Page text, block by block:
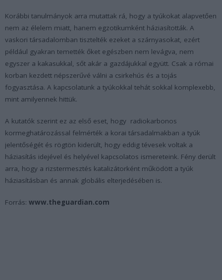
Korábbi tanulmányok arra mutattak rá, hogy a tyúkokat alapvetően
nem az élelem miatt, hanem egzotikumként háziasították. A
vaskori társadalomban tisztelték ezeket a szárnyasokat, ezért
például gyakran temették őket egészben nem levágva, nem
egyszer a kakasukkal, sőt akár a gazdájukkal együtt. Csak a római
korban kezdett népszerűvé válni a csirkehús és a tojás
fogyasztása. A kapcsolatunk a tyúkokkal tehát sokkal komplexebb,
mint amilyennek hittük.
A kutatók szerint ez az első eset, hogy radiokarbonos
kormeghatározással felmérték a korai társadalmakban a tyúk
jelentőségét és rögtön kiderült, hogy eddig tévesek voltak a
háziasítás idejével és helyével kapcsolatos ismereteink. Fény derült
arra, hogy a rizstermesztés katalizátorként működött a tyúk
háziasításban és annak globális elterjedésében is.
Forrás: www.theguardian.com